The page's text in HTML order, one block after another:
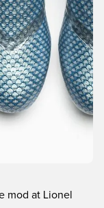
mod at Lionel